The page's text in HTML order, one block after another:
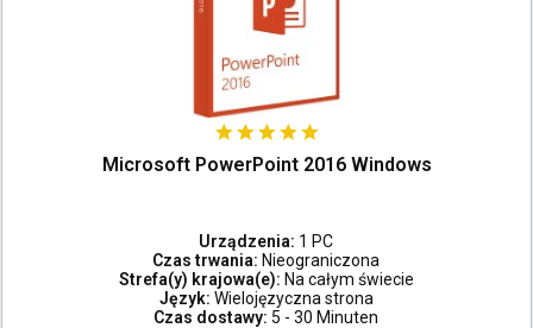
Microsoft PowerPoint 2016 Windows
Urządzenia: 1 PC
Czas trwania: Nieograniczona
Strefa(y) krajowa(e): Na całym świecie
Język: Wielojęzyczna strona
Czas dostawy: 5 - 30 Minuten